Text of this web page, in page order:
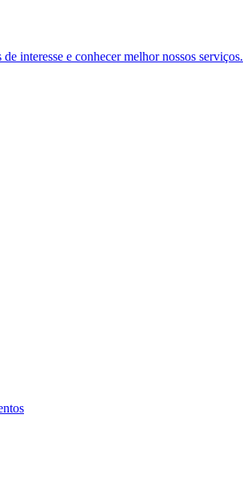
interesse e conhecer melhor nossos serviços.